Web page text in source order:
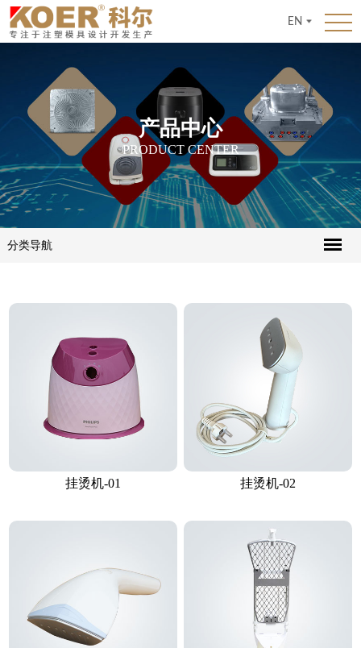
EN
产品中心
PRODUCT CENTER
分类导航
挂烫机-01 挂烫机-02